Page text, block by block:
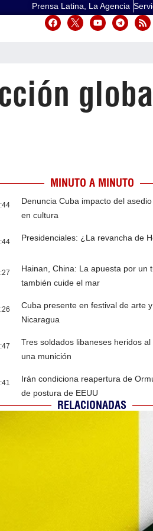
Prensa Latina, La Agencia
MINUTO A MINUTO
Denuncia Cuba impacto del
en cultura
Presidenciales: ¿La revancha de
Hainan, China: La apuesta por un
también cuide el mar
Cuba presente en festival de arte
Nicaragua
Tres soldados libaneses heridos
una munición
Irán condiciona reapertura de
de postura de EEUU
RELACIONADAS